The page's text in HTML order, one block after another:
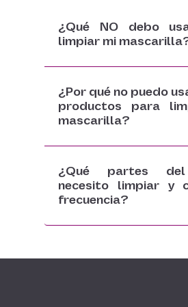
¿Qué NO debo
limpiar mi
¿Por qué no puedo
productos para
mascarilla?
¿Qué partes del
necesito limpiar y
frecuencia?